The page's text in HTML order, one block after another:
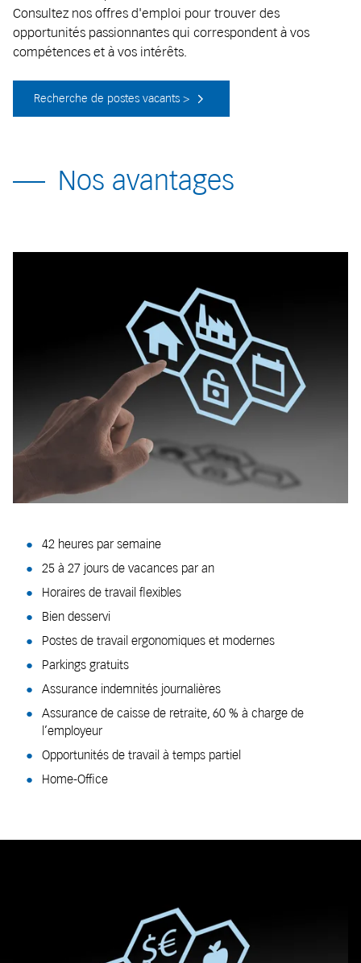
Consultez nos offres d'emploi pour trouver des
opportunités passionnantes qui correspondent à vos
compétences et à vos intérêts.
Recherche de postes vacants >
Nos avantages
42 heures par semaine
25 à 27 jours de vacances par an
Horaires de travail flexibles
Bien desservi
Postes de travail ergonomiques et modernes
Parkings gratuits
Assurance indemnités journalières
Assurance de caisse de retraite, 60 % à charge de
l’employeur
Opportunités de travail à temps partiel
Home-Office